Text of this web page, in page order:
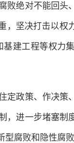
绝对不能回头
，坚决打击以权
建工程等权力
政策、作决策
，进一步堵塞制
腐败和隐性腐败